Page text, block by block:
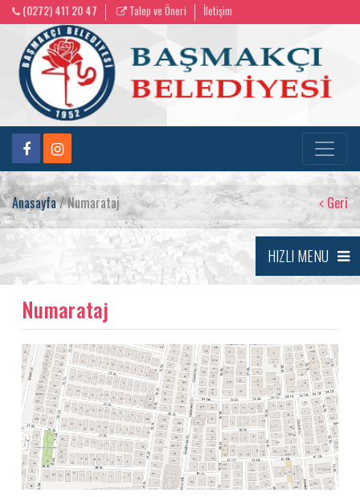
(0272) 411 20 47 Talep ve Öneri İletişim
Anasayfa/ Numarataj Geri
HIZLI MENU
Numarataj